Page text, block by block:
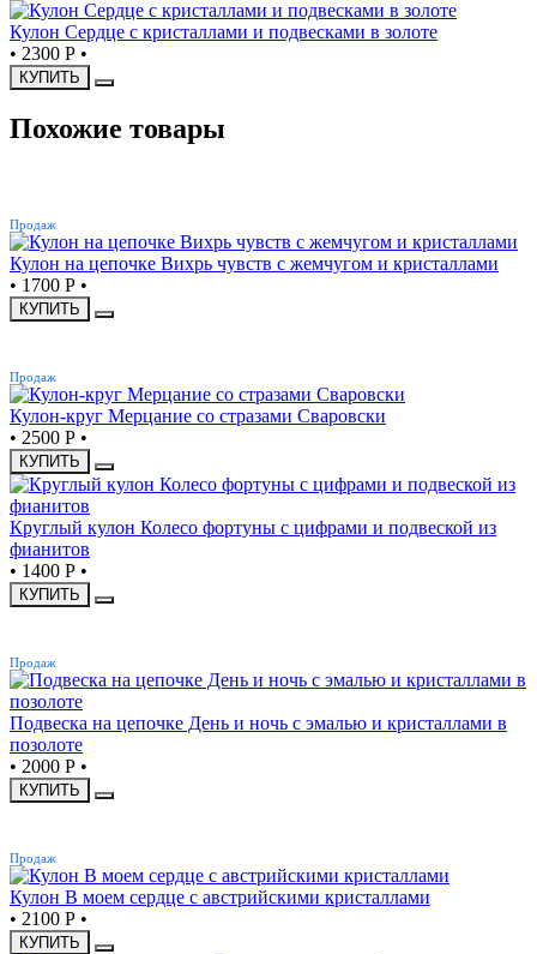
Кулон Сердце с кристаллами и подвесками в золоте
• 2300 Р •
КУПИТЬ
Похожие товары
Продаж
Кулон на цепочке Вихрь чувств с жемчугом и кристаллами
• 1700 Р •
КУПИТЬ
Продаж
Кулон-круг Мерцание со стразами Сваровски
• 2500 Р •
КУПИТЬ
Круглый кулон Колесо фортуны с цифрами и подвеской из
фианитов
• 1400 Р •
КУПИТЬ
Продаж
Подвеска на цепочке День и ночь с эмалью и кристаллами в
позолоте
• 2000 Р •
КУПИТЬ
Продаж
Кулон В моем сердце с австрийскими кристаллами
• 2100 Р •
КУПИТЬ